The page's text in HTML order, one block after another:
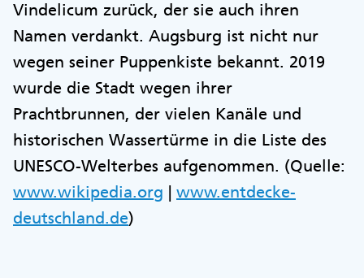
Vindelicum zurück, der sie auch ihren
Namen verdankt. Augsburg ist nicht nur
wegen seiner Puppenkiste bekannt. 2019
wurde die Stadt wegen ihrer
Prachtbrunnen, der vielen Kanäle und
historischen Wassertürme in die Liste des
UNESCO-Welterbes aufgenommen. (Quelle:
www.wikipedia.org | www.entdecke-
deutschland.de)